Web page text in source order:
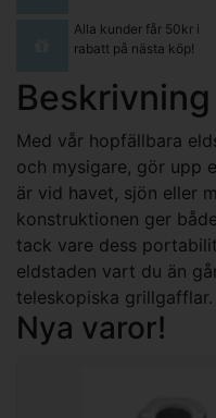
Alla kunder får 50kr i
rabatt på nästa köp!
Beskrivning
Med vår hopfällbara
och mysigare, gör upp
är vid havet, sjön eller
konstruktionen ger
tack vare dess
eldstaden vart du än
teleskopiska grillgafflar.
Nya varor!